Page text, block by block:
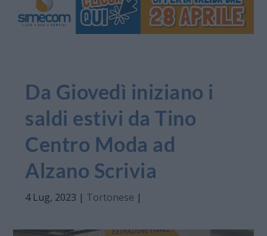
Da Giovedì iniziano i
saldi estivi da Tino
Centro Moda ad
Alzano Scrivia
4 Lug, 2023 | Tortonese |